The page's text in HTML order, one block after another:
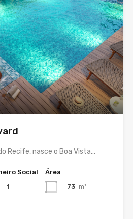
Recife, nasce o Boa Vista…
Social
1
Área
73 m²